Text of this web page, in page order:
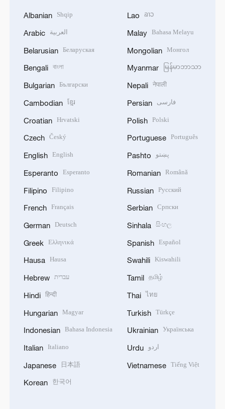
Albanian Shqip
Arabic العربية
Belarusian Беларуская
Bengali বাংলা
Bulgarian Български
Cambodian ខ្មែរ
Croatian Hrvatski
Czech Český
English English
Esperanto Esperanto
Filipino Filipino
French Français
German Deutsch
Greek Ελληνικά
Hausa Hausa
Hebrew עברית
Hindi हिन्दी
Hungarian Magyar
Indonesian Bahasa Indonesia
Italian Italiano
Japanese 日本語
Korean 한국어
Lao ລາວ
Malay Bahasa Melayu
Mongolian Монгол
Myanmar မြန်မာဘာသာ
Nepali नेपाली
Persian فارسی
Polish Polski
Portuguese Português
Pashto پښتو
Romanian Română
Russian Русский
Serbian Српски
Sinhala සිංහල
Spanish Español
Swahili Kiswahili
Tamil தமிழ்
Thai ไทย
Turkish Türkçe
Ukrainian Українська
Urdu اردو
Vietnamese Tiếng Việt